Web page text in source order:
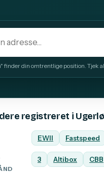
finder din omtrentlige position. Tjek
registreret i
EWII Fastspeed
3 Altibox CBB